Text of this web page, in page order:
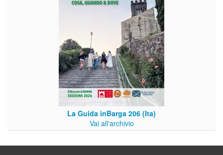
La Guida inBarga 206 (Ita)
Vai all'archivio